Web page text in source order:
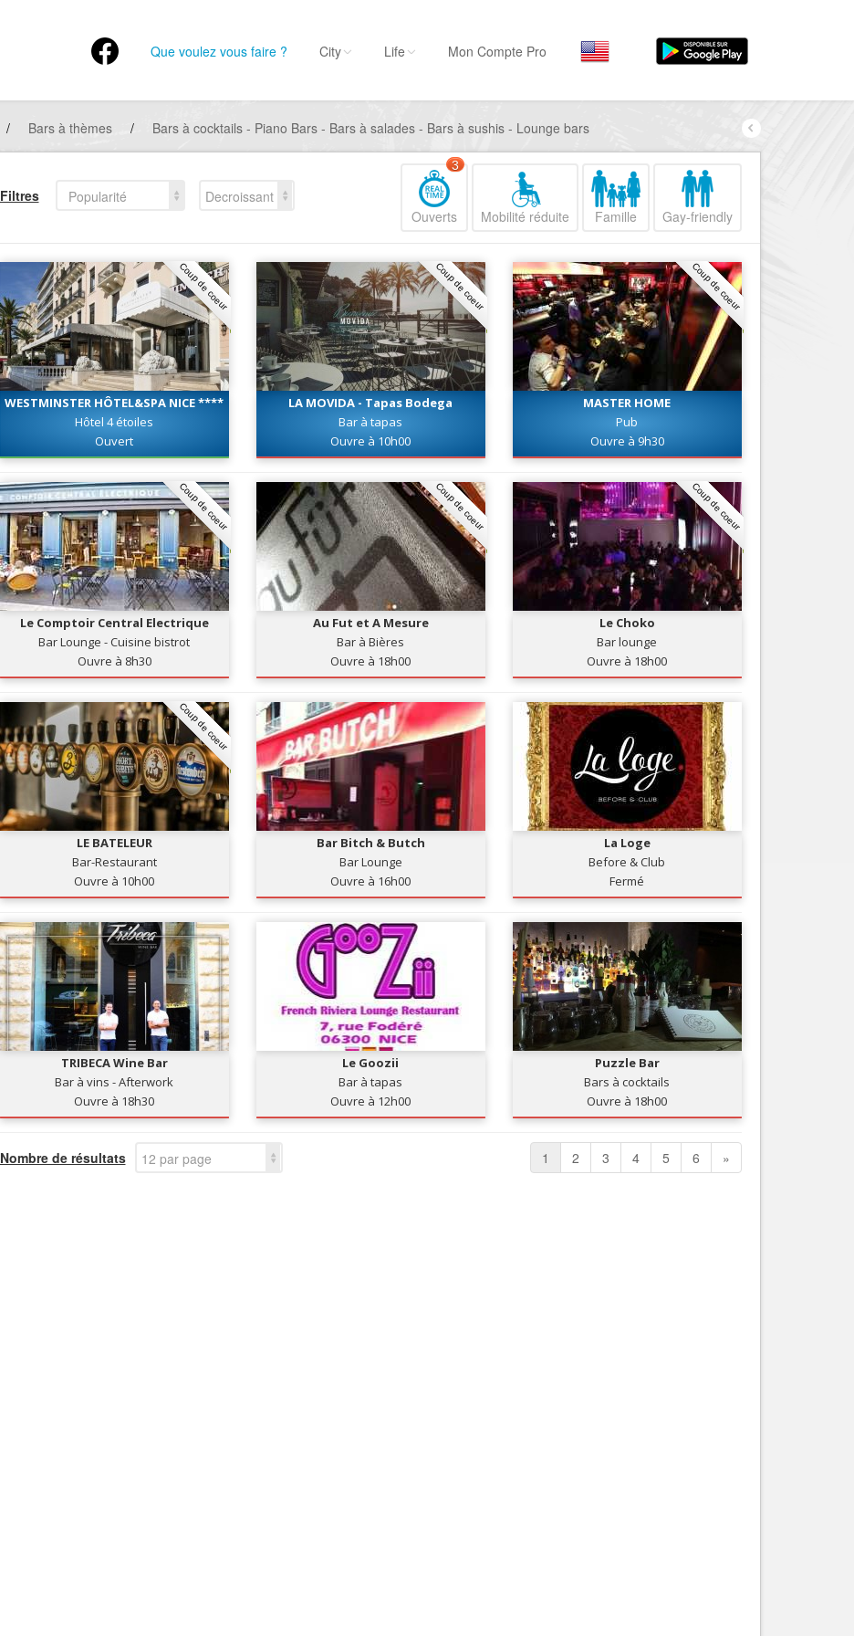
Que voulez vous faire ?
Par activité
Hôtels, ...
Visiter
Sortir
Restaurants, ...
Commerces
Mode, ...
Loisirs
Plages, sports, ...
Services
Tourisme, ...
Par quartiers
Nice Promenade du
Nice le Port
Nice le Vieux Nice
Nice le Coeur de Ville
Nice les Collines Niçoises
Nice le petit Marais Niçois
Nice la plaine du Var
Nice Aéroport
City Life Mon Compte Pro
/ Bars à thèmes / Bars à cocktails - Piano Bars - Bars à salades - Bars à sushis - Lounge bars
Filtres Popularité
Decroissant
Ouverts
3
Mobilité réduite Famille Gay-friendly
Coup de coeur
WESTMINSTER HÔTEL&SPA NICE ****
Hôtel 4 étoiles
Ouvert
Coup de coeur
LA MOVIDA - Tapas Bodega
Bar à tapas
Ouvre à 10h00
Coup de coeur
MASTER HOME
Pub
Ouvre à 9h30
Coup de coeur
Le Comptoir Central Electrique
Bar Lounge - Cuisine bistrot
Ouvre à 8h30
Coup de coeur
Au Fut et A Mesure
Bar à Bières
Ouvre à 18h00
Coup de coeur
Le Choko
Bar lounge
Ouvre à 18h00
Coup de coeur
LE BATELEUR
Bar-Restaurant
Ouvre à 10h00
Bar Bitch & Butch
Bar Lounge
Ouvre à 16h00
La Loge
Before & Club
Fermé
TRIBECA Wine Bar
Bar à vins - Afterwork
Ouvre à 18h30
Le Goozii
Bar à tapas
Ouvre à 12h00
Puzzle Bar
Bars à cocktails
Ouvre à 18h00
Nombre de résultats 12 par page 1 2 3 4 5 6 »